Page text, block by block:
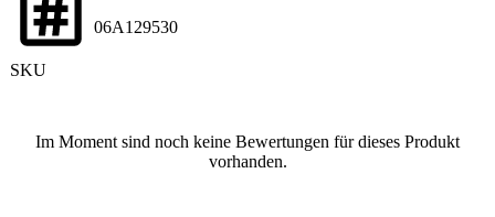
SKU
06A129530
Im Moment sind noch keine Bewertungen für dieses Produkt
vorhanden.